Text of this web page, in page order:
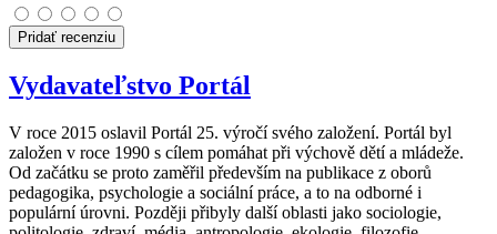
Pridať recenziu
Vydavateľstvo Portál
V roce 2015 oslavil Portál 25. výročí svého založení. Portál byl
založen v roce 1990 s cílem pomáhat při výchově dětí a mládeže.
Od začátku se proto zaměřil především na publikace z oborů
pedagogika, psychologie a sociální práce, a to na odborné i
populární úrovni. Později přibyly další oblasti jako sociologie,